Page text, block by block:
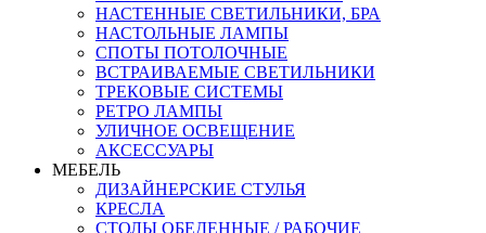
НАСТЕННЫЕ СВЕТИЛЬНИКИ, БРА
НАСТОЛЬНЫЕ ЛАМПЫ
СПОТЫ ПОТОЛОЧНЫЕ
ВСТРАИВАЕМЫЕ СВЕТИЛЬНИКИ
ТРЕКОВЫЕ СИСТЕМЫ
РЕТРО ЛАМПЫ
УЛИЧНОЕ ОСВЕЩЕНИЕ
АКСЕССУАРЫ
МЕБЕЛЬ
ДИЗАЙНЕРСКИЕ СТУЛЬЯ
КРЕСЛА
СТОЛЫ ОБЕДЕННЫЕ / РАБОЧИЕ